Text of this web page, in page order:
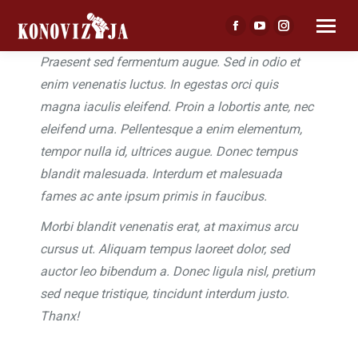
Facebook
page
opens
window
YouTube
page
opens
in
window
Instagram
page
new
window
Praesent sed fermentum augue. Sed in odio et
enim venenatis luctus. In egestas orci quis
magna iaculis eleifend. Proin a lobortis ante, nec
eleifend urna. Pellentesque a enim elementum,
tempor nulla id, ultrices augue. Donec tempus
blandit malesuada. Interdum et malesuada
fames ac ante ipsum primis in faucibus.
Morbi blandit venenatis erat, at maximus arcu
cursus ut. Aliquam tempus laoreet dolor, sed
auctor leo bibendum a. Donec ligula nisl, pretium
sed neque tristique, tincidunt interdum justo.
Thanx!